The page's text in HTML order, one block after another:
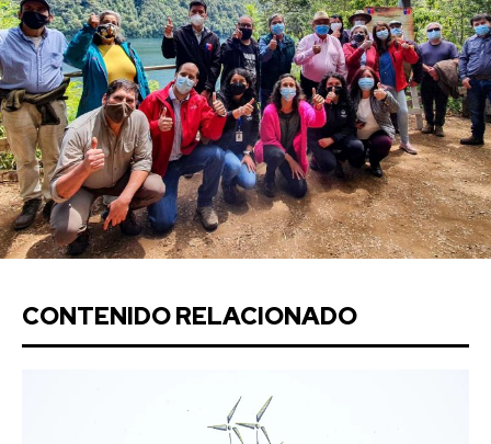
CONTENIDO RELACIONADO